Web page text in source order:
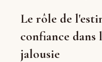
Le rôle de
confiance
jalousie